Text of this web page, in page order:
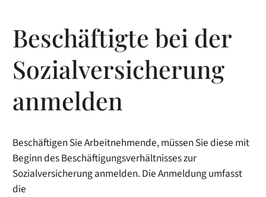
Beschäftigte bei der
Sozialversicherung
anmelden
Beschäftigen Sie Arbeitnehmende, müssen Sie diese mit
Beginn des Beschäftigungsverhältnisses zur
Sozialversicherung anmelden. Die Anmeldung umfasst
die